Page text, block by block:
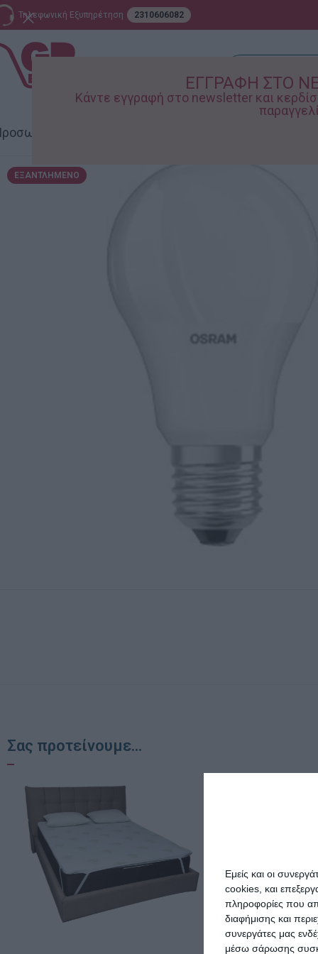
ΕΓΓΡΑΦΗ ΣΤΟ
Κάντε εγγραφή στο newsletter και
Εμείς και οι
cookies, και
πληροφορίες που
διαφήμισης και
συνεργάτες μας
μέσω σάρωσης
Τηλεφωνική Εξυπηρέτηση 2310606082
Φροντίδα
ΕΞΑΝΤΛΗΜΈΝΟ
Σας προτείνουμε...